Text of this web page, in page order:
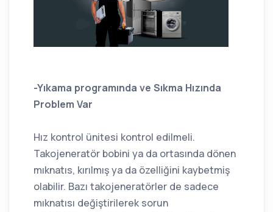
-Yıkama programında ve Sıkma Hızında
Problem Var
Hız kontrol ünitesi kontrol edilmeli.
Takojeneratör bobini ya da ortasında dönen
mıknatıs, kırılmış ya da özelliğini kaybetmiş
olabilir. Bazı takojeneratörler de sadece
mıknatısı değiştirilerek sorun